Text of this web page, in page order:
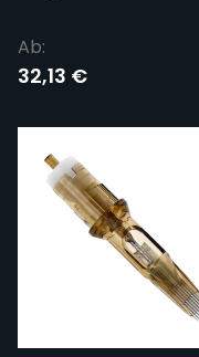
Ab:
32,13 €